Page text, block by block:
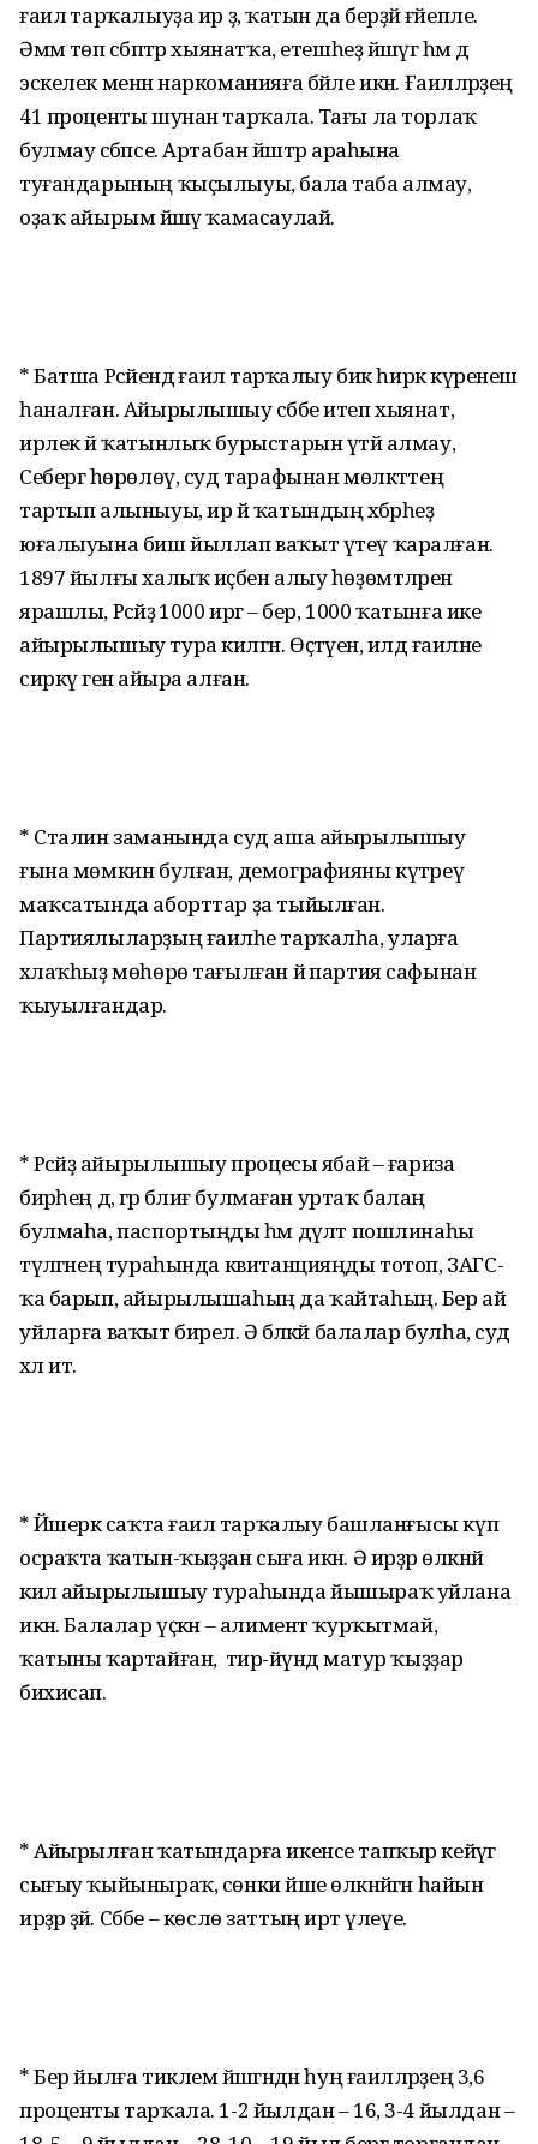
ғаилә тарҡалыуҙа ир ҙә, ҡатын да берҙәй ғәйепле.
Әммә төп сәбәптәр хыянатҡа, етешһеҙ йәшәүгә һәм дә
эскелек менән наркоманияға бәйле икән. Ғаиләләрҙең
41 проценты шунан тарҡала. Тағы ла торлаҡ
булмау сәбәпсе. Артабан йәштәр араһына
туғандарының ҡыҫылыуы, бала таба алмау,
оҙаҡ айырым йәшәү ҡамасаулай.
* Батша Рәсәйендә ғаилә тарҡалыу бик һирәк күренеш
һаналған. Айырылышыу сәбәбе итеп хыянат,
ирлек йә ҡатынлыҡ бурыстарын үтәй алмау,
Себергә һөрөлөү, суд тарафынан мөлкәттең
тартып алыныуы, ир йә ҡатындың хәбәрһеҙ
юғалыуына биш йыллап ваҡыт үтеү ҡаралған.
1897 йылғы халыҡ иҫәбен алыу һөҙөмтәләренә
ярашлы, Рәсәйҙә 1000 иргә – бер, 1000 ҡатынға ике
айырылышыу тура килгән. Өҫтәүенә, илдә ғаиләне
сиркәү генә айыра алған.
* Сталин заманында суд аша айырылышыу
ғына мөмкин булған, демографияны күтәреү
маҡсатында аборттар ҙа тыйылған.
Партиялыларҙың ғаиләһе тарҡалһа, уларға
әхлаҡһыҙ мөһөрө тағылған йә партия сафынан
ҡыуылғандар.
* Рәсәйҙә айырылышыу процесы ябай – ғариза
бирәһең дә, әгәр бәлиғ булмаған уртаҡ балаң
булмаһа, паспортыңды һәм дәүләт пошлинаһы
түләгәнең тураһында квитанцияңды тотоп, ЗАГС-
ҡа барып, айырылышаһың да ҡайтаһың. Бер ай
уйларға ваҡыт бирелә. Ә бәләкәй балалар булһа, суд
хәл итә.
* Йәшерәк саҡта ғаилә тарҡалыу башланғысы күп
осраҡта ҡатын-ҡыҙҙан сыға икән. Ә ирҙәр өлкәнәйә
килә айырылышыу тураһында йышыраҡ уйлана
икән. Балалар үҫкән – алимент ҡурҡытмай,
ҡатыны ҡартайған, ә тирә-йүндә матур ҡыҙҙар
бихисап.
* Айырылған ҡатындарға икенсе тапҡыр кейәүгә
сығыу ҡыйыныраҡ, сөнки йәше өлкәнәйгән һайын
ирҙәр әҙәйә. Сәбәбе – көслө заттың иртә үлеүе.
* Бер йылға тиклем йәшәгәндән һуң ғаиләләрҙең 3,6
проценты тарҡала. 1-2 йылдан – 16, 3-4 йылдан –